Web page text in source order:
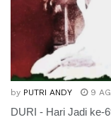
by PUTRI ANDY 9
DURI - Hari Jadi ke-